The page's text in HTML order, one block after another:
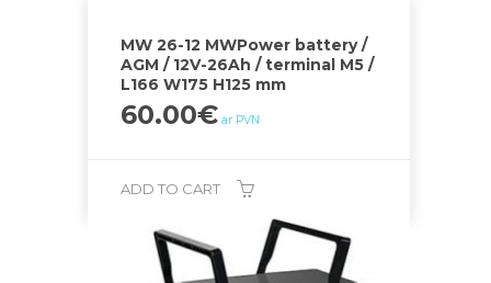
MW 26-12 MWPower battery /
AGM / 12V-26Ah / terminal M5 /
L166 W175 H125 mm
60.00€ ar PVN
ADD TO CART